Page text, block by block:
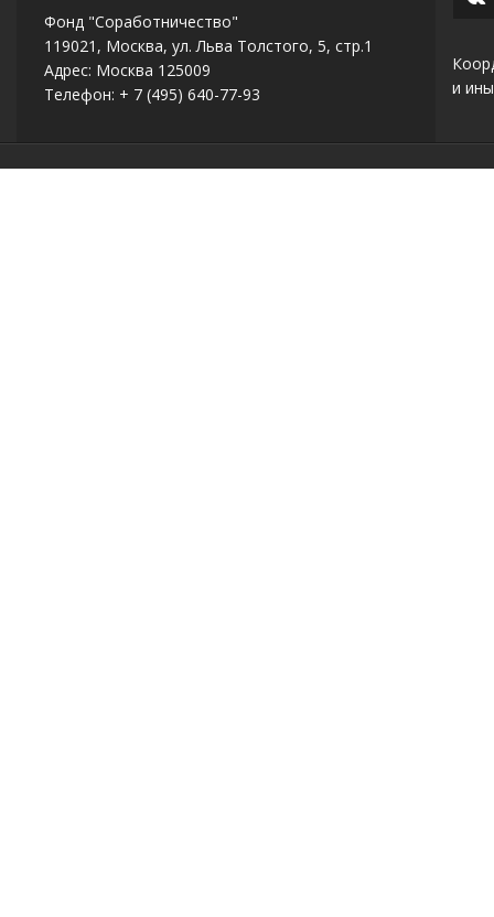
Фонд "Соработничество"
119021, Москва, ул. Льва Толстого, 5, стр.1
Адрес: Москва 125009
Телефон: + 7 (495) 640-77-93
и